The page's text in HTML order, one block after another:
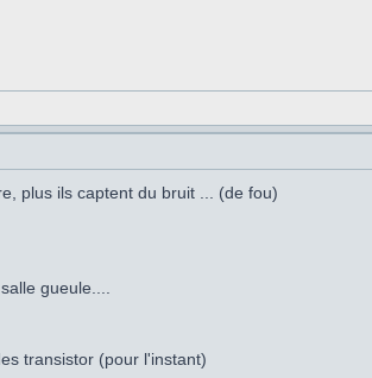
plus ils captent du bruit ... (de fou)
gueule....
transistor (pour l'instant)